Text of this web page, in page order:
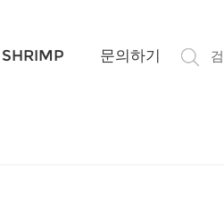
SHRIMP 문의하기